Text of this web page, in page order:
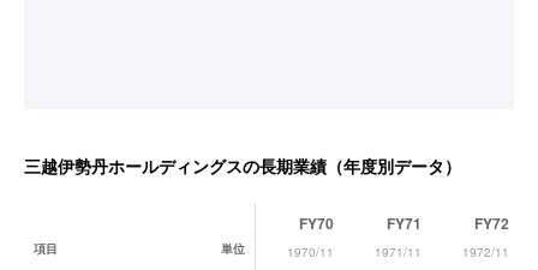
三越伊勢丹ホールディングスの長期業績（年度別データ）
項目 単位
FY70
1970/11
FY71
1971/11
FY72
1972/11